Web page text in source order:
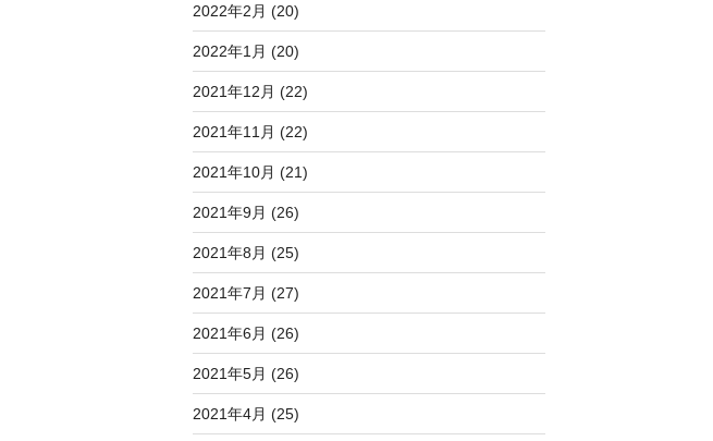
2022年2月 (20)
2022年1月 (20)
2021年12月 (22)
2021年11月 (22)
2021年10月 (21)
2021年9月 (26)
2021年8月 (25)
2021年7月 (27)
2021年6月 (26)
2021年5月 (26)
2021年4月 (25)